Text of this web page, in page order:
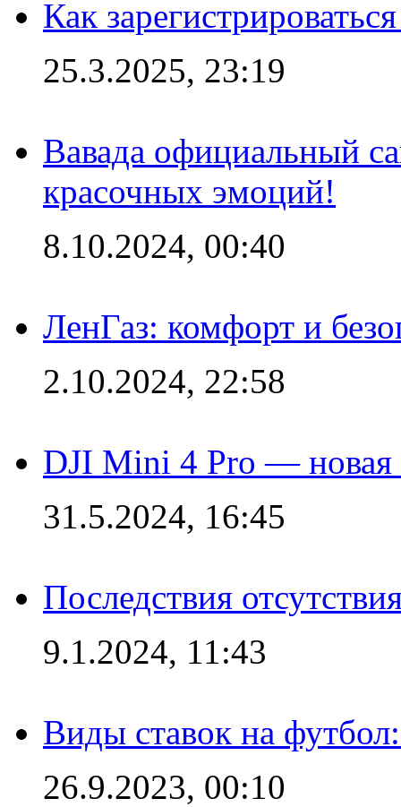
Как
25.3.2025, 23:19
Вавада официальный
красочных эмоций!
8.10.2024, 00:40
ЛенГаз: комфорт и
2.10.2024, 22:58
DJI Mini 4 Pro — новая
31.5.2024, 16:45
Последствия
9.1.2024, 11:43
Виды ставок на
26.9.2023, 00:10